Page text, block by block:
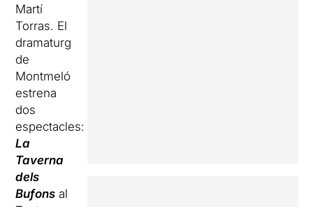
Martí
Torras. El
dramaturg
de
Montmeló
estrena
dos
espectacles:
La
Taverna
dels
Bufons al